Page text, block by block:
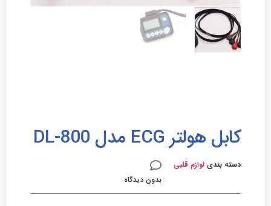
کابل هولتر ECG مدل DL-800
دسته بندی لوازم قلبی
بدون دیدگاه